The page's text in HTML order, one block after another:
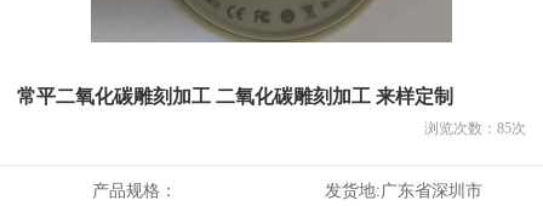
常平二氧化碳雕刻加工 二氧化碳雕刻加工 来样定制
浏览次数： 85次
产品规格： 发货地:广东省深圳市